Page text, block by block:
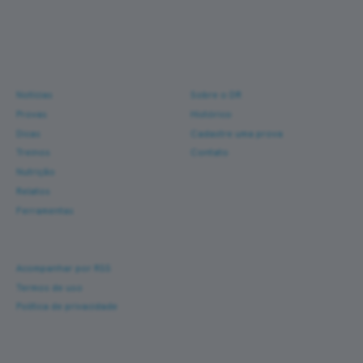
Notícias
Provas
Dicas
Treinos
Nutrição
Relatos
Ferramentas
Sobre o DR
Cadastre uma prova
Contato
Acompanhar por RSS
Termos de uso
Política de privacidade